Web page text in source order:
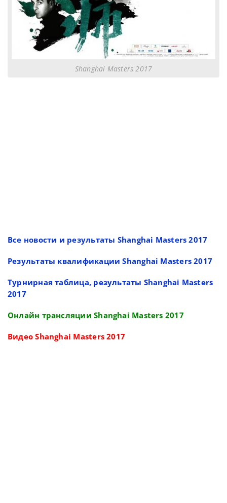
Shanghai Masters 2017
Все новости и результаты Shanghai Masters 2017
Результаты квалификации Shanghai Masters 2017
Турнирная таблица, результаты Shanghai Masters
2017
Онлайн трансляции Shanghai Masters 2017
Видео Shanghai Masters 2017